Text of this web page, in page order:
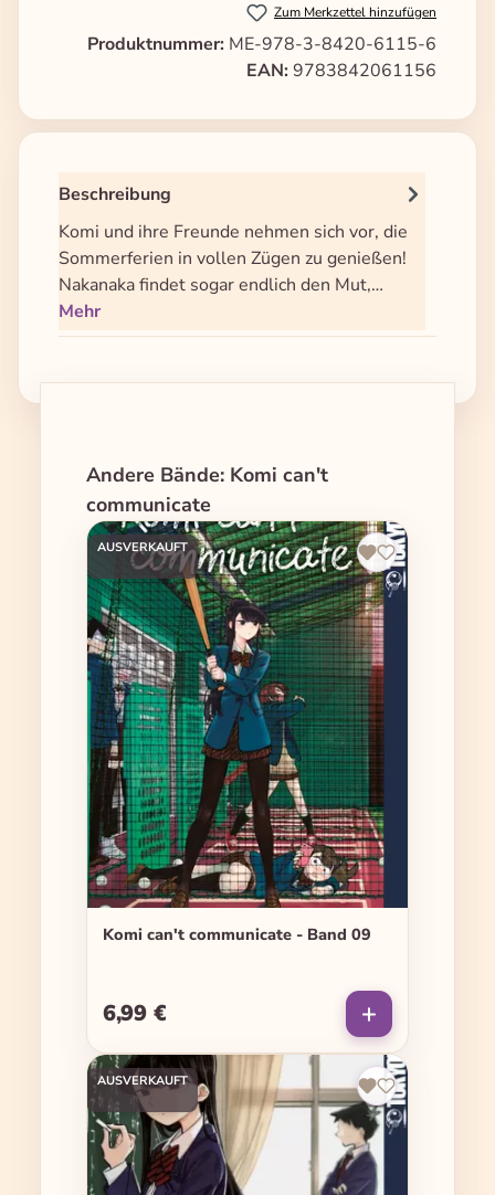
Zum Merkzettel hinzufügen
Produktnummer: ME-978-3-8420-6115-6
EAN: 9783842061156
Beschreibung
Komi und ihre Freunde nehmen sich vor, die
Sommerferien in vollen Zügen zu genießen!
Nakanaka findet sogar endlich den Mut,…
Mehr
Produktgalerie überspringen
Andere Bände: Komi can't
communicate
AUSVERKAUFT
Komi can't communicate - Band 09
Regulärer Preis:
6,99 €
AUSVERKAUFT